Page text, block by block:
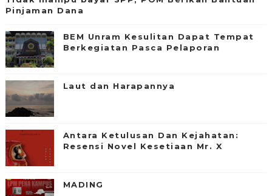
Pinjaman Dana
BEM Unram Kesulitan Dapat Tempat
Berkegiatan Pasca Pelaporan
Laut dan Harapannya
Antara Ketulusan Dan Kejahatan:
Resensi Novel Kesetiaan Mr. X
MADING